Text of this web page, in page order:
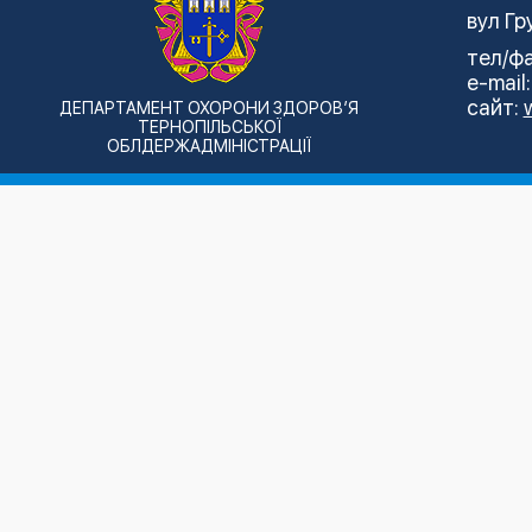
ДЕПАРТАМЕНТ ОХОРОНИ ЗДОРОВ’Я
ТЕРНОПІЛЬСЬКОЇ
ОБЛДЕРЖАДМІНІСТРАЦІЇ
вул
тел/
e-
сайт: